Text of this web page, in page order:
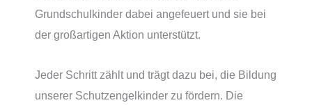
Grundschulkinder dabei angefeuert und sie bei
der großartigen Aktion unterstützt.
Jeder Schritt zählt und trägt dazu bei, die Bildung
unserer Schutzengelkinder zu fördern. Die